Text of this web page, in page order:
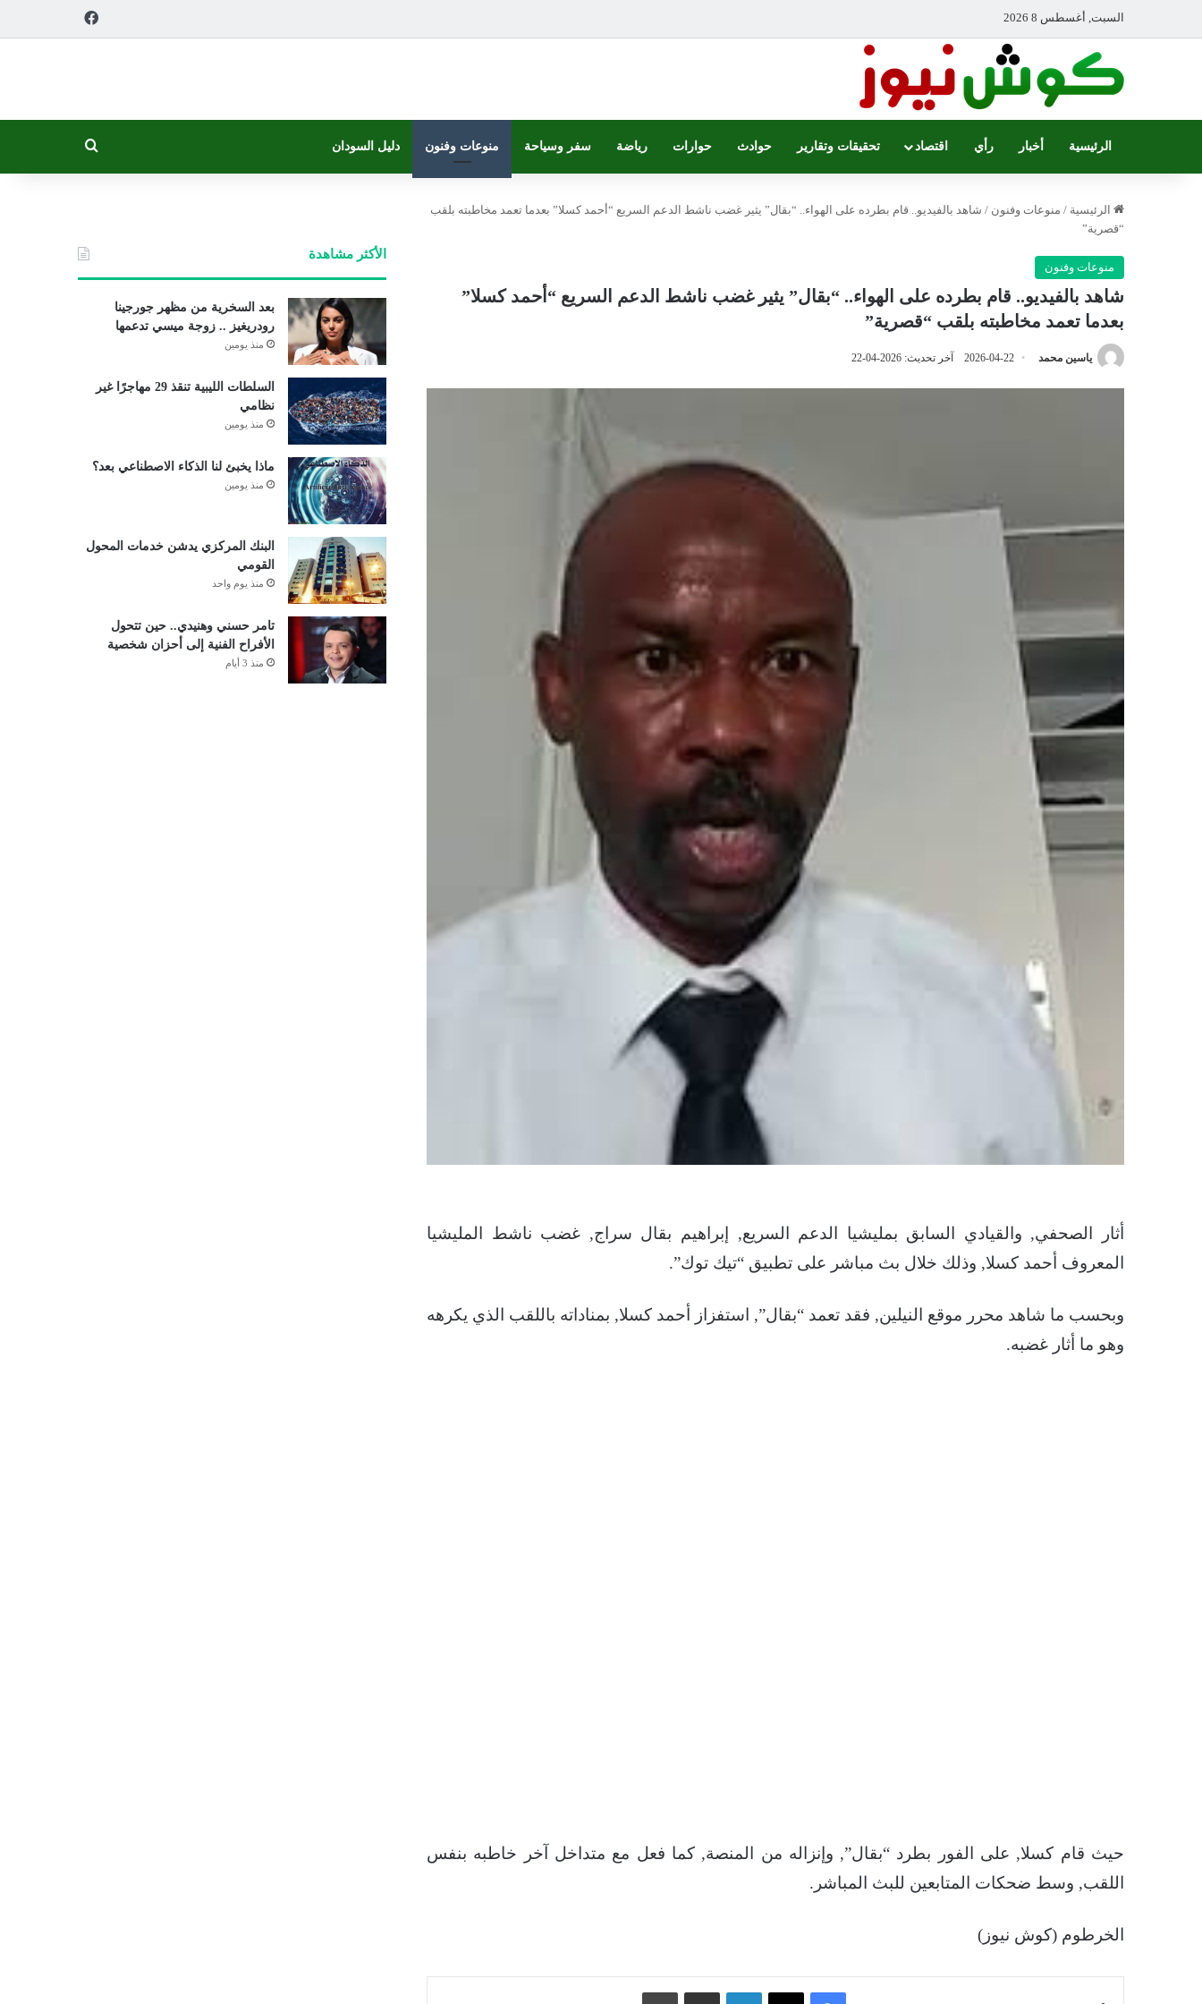
السبت, أغسطس 8 2026
الرئيسية أخبار رأي اقتصاد تحقيقات وتقارير حوادث حوارات رياضة سفر وسياحة منوعات وفنون دليل السودان
الرئيسية / منوعات وفنون / شاهد بالفيديو.. قام بطرده على الهواء.. “بقال” يثير غضب ناشط الدعم السريع “أحمد كسلا” بعدما تعمد مخاطبته بلقب
“قصرية”
منوعات وفنون
شاهد بالفيديو.. قام بطرده على الهواء.. “بقال” يثير غضب ناشط الدعم السريع “أحمد كسلا”
بعدما تعمد مخاطبته بلقب “قصرية”
ياسين محمد 2026-04-22 آخر تحديث: 2026-04-22
أثار الصحفي, والقيادي السابق بمليشيا الدعم السريع, إبراهيم بقال سراج, غضب ناشط المليشيا
المعروف أحمد كسلا, وذلك خلال بث مباشر على تطبيق “تيك توك”.
وبحسب ما شاهد محرر موقع النيلين, فقد تعمد “بقال”, استفزاز أحمد كسلا, بمناداته باللقب الذي يكرهه
وهو ما أثار غضبه.
حيث قام كسلا, على الفور بطرد “بقال”, وإنزاله من المنصة, كما فعل مع متداخل آخر خاطبه بنفس
اللقب, وسط ضحكات المتابعين للبث المباشر.
الخرطوم (كوش نيوز)
فيسبوك ‫X لينكدإن مشاركة عبر البريد
الأكثر مشاهدة
بعد السخرية من مظهر جورجينا
رودريغيز .. زوجة ميسي تدعمها
منذ يومين
السلطات الليبية تنقذ 29 مهاجرًا غير
نظامي
منذ يومين
ماذا يخبئ لنا الذكاء الاصطناعي بعد؟
منذ يومين
البنك المركزي يدشن خدمات المحول
القومي
منذ يوم واحد
تامر حسني وهنيدي.. حين تتحول
الأفراح الفنية إلى أحزان شخصية
منذ 3 أيام